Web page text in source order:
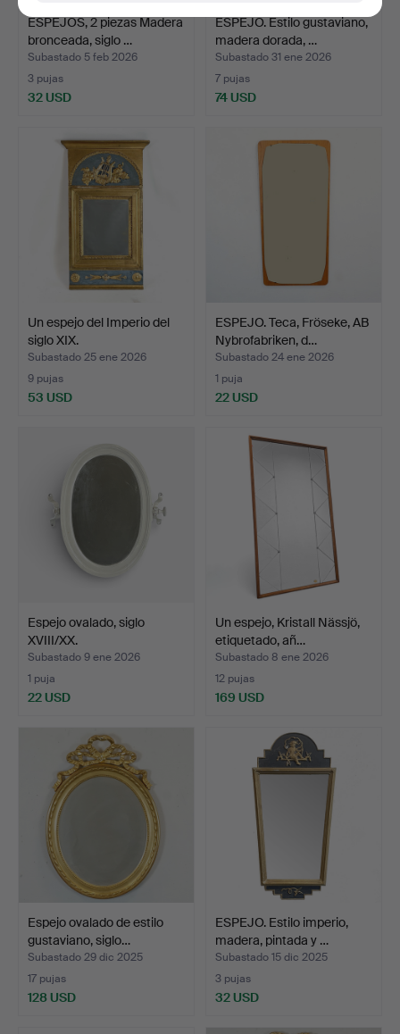
ESPEJOS, 2 piezas Madera
bronceada, siglo …
Subastado 5 feb 2026
3 pujas
32 USD
ESPEJO. Estilo gustaviano,
madera dorada, …
Subastado 31 ene 2026
7 pujas
74 USD
Un espejo del Imperio del
siglo XIX.
Subastado 25 ene 2026
9 pujas
53 USD
ESPEJO. Teca, Fröseke, AB
Nybrofabriken, d…
Subastado 24 ene 2026
1 puja
22 USD
Espejo ovalado, siglo
XVIII/XX.
Subastado 9 ene 2026
1 puja
22 USD
Un espejo, Kristall Nässjö,
etiquetado, añ…
Subastado 8 ene 2026
12 pujas
169 USD
Espejo ovalado de estilo
gustaviano, siglo…
Subastado 29 dic 2025
17 pujas
128 USD
ESPEJO. Estilo imperio,
madera, pintada y …
Subastado 15 dic 2025
3 pujas
32 USD